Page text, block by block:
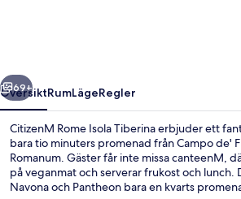
Nästa
69+
ÖversiktRumLägeRegler
CitizenM Rome Isola Tiberina erbjuder ett
bara tio minuters promenad från Campo de'
Romanum. Gäster får inte missa canteenM,
på veganmat och serverar frukost och lunch.
Navona och Pantheon bara en kvarts